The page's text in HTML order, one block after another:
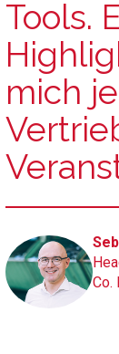
Tools.
mich
Co.